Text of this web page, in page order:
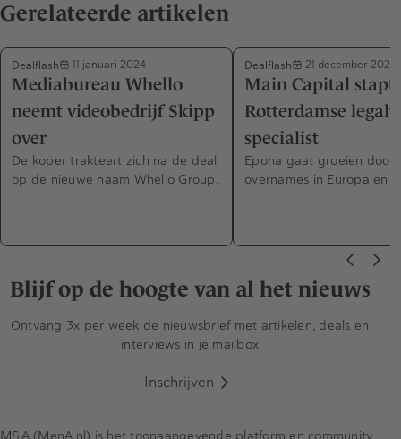
Gerelateerde artikelen
Dealflash 11 januari 2024
Mediabureau Whello
neemt videobedrijf Skipp
over
De koper trakteert zich na de deal
op de nieuwe naam Whello Group.
Dealflash 21 december 2023
Main Capital stapt
Rotterdamse
specialist
Epona gaat groeien door
overnames in Europa en
Blijf op de hoogte van al het nieuws
Ontvang 3x per week de nieuwsbrief met artikelen, deals en
interviews in je mailbox
Inschrijven
M&A (MenA.nl) is het toonaangevende platform en community